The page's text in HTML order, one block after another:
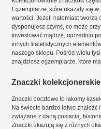
Egzemplarze, które ukazały się
wartości. Jeżeli natomiast tworzą
dysponujesz czymś, co może
inwestować mądrze, uprzednio
innych filatelistycznych
naszego sklepu. Pośród wielu
znajdziesz egzemplarze, które
Znaczki
Znaczki pocztowe to łakomy
Na świecie bardzo łatwo
związane z daną postacią,
Znaczki ukazują się z różnych